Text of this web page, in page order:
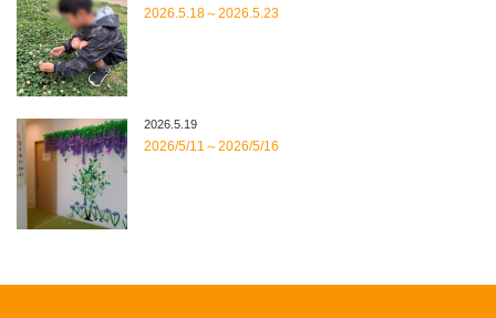
2026.5.18～2026.5.23
2026.5.19
2026/5/11～2026/5/16